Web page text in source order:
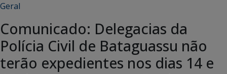
Geral
Comunicado: Delegacias da
Polícia Civil de Bataguassu não
terão expedientes nos dias 14 e